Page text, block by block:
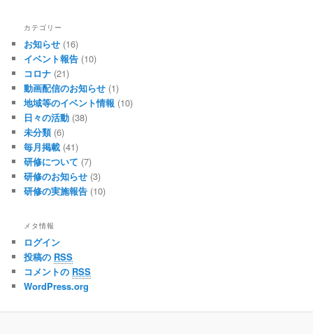
カテゴリー
お知らせ (16)
イベント報告 (10)
コロナ (21)
動画配信のお知らせ (1)
地域等のイベント情報 (10)
日々の活動 (38)
未分類(6)
毎月掲載 (41)
研修について (7)
研修のお知らせ (3)
研修の実施報告 (10)
メタ情報
ログイン
投稿の RSS
コメントの RSS
WordPress.org